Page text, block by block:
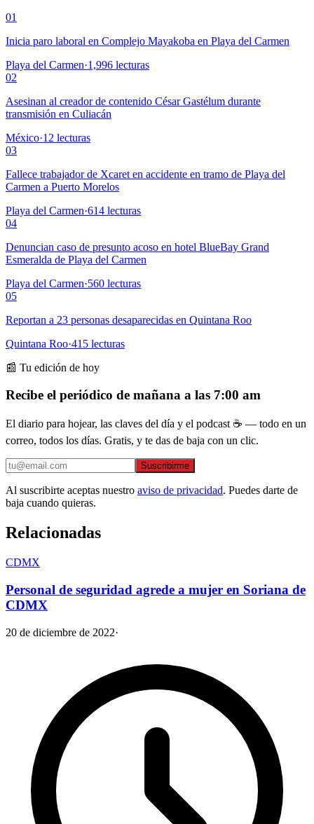
01
Inicia paro laboral en Complejo Mayakoba en Playa del Carmen
Playa del Carmen·1,996 lecturas
02
Asesinan al creador de contenido César Gastélum durante
transmisión en Culiacán
México·12 lecturas
03
Fallece trabajador de Xcaret en accidente en tramo de Playa del
Carmen a Puerto Morelos
Playa del Carmen·614 lecturas
04
Denuncian caso de presunto acoso en hotel BlueBay Grand
Esmeralda de Playa del Carmen
Playa del Carmen·560 lecturas
05
Reportan a 23 personas desaparecidas en Quintana Roo
Quintana Roo·415 lecturas
📰 Tu edición de hoy
Recibe el periódico de mañana a las 7:00 am
El diario para hojear, las claves del día y el podcast ☕ — todo en un
correo, todos los días. Gratis, y te das de baja con un clic.
Suscribirme
Al suscribirte aceptas nuestro aviso de privacidad. Puedes darte de
baja cuando quieras.
Relacionadas
CDMX
Personal de seguridad agrede a mujer en Soriana de
CDMX
20 de diciembre de 2022·